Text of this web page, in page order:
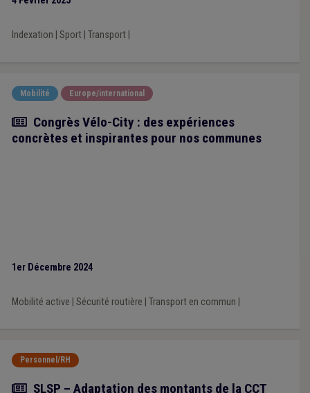
Indexation Sport| Transport|
Mobilité Europe/international
Article
Congrès Vélo-City : des expériences
concrètes et inspirantes pour nos communes
1er Décembre 2024
Mobilité active Sécurité routière Transport en commun
Personnel/RH
Actualité
SLSP – Adaptation des montants de la CCT